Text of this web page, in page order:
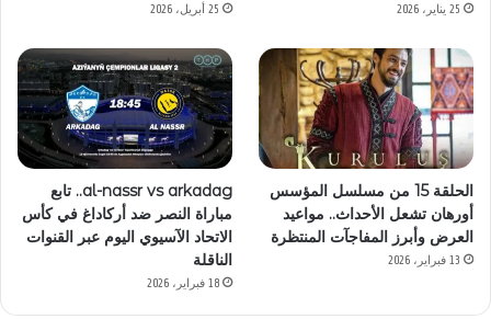
25 يناير، 2026 25 أبريل، 2026
الحلقة 15 من مسلسل المؤسس
أورهان تشعل الأحداث.. مواعيد
العرض وأبرز المفاجآت المنتظرة
13 فبراير، 2026
al-nassr vs arkadag.. تابع
مباراة النصر ضد أركاداغ في كأس
الاتحاد الآسيوي اليوم عبر القنوات
الناقلة
18 فبراير، 2026